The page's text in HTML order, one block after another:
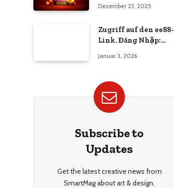
Wettbegeisterte
Dezember 23, 2025
Zugriff auf den ee88-
Link. Đăng Nhập:
Benutzerhandbuch
Januar 3, 2026
Subscribe to
Updates
Get the latest creative news from
SmartMag about art & design.